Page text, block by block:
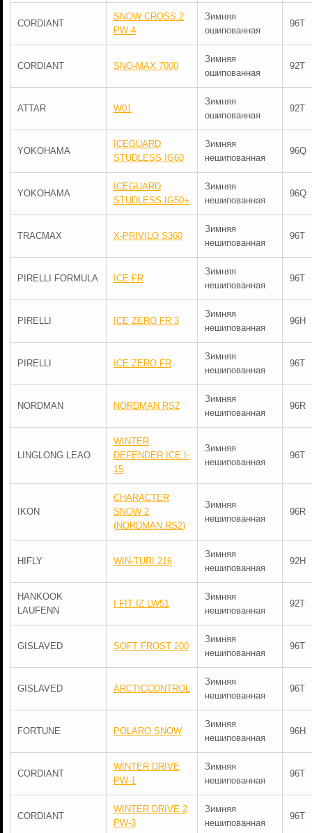
CORDIANT
SNOW CROSS 2
PW-4
Зимняя
ошипованная
96T
CORDIANT SNO-MAX 7000
Зимняя
ошипованная
92T
ATTAR W01
Зимняя
ошипованная
92T
YOKOHAMA
ICEGUARD
STUDLESS IG60
Зимняя
нешипованная
96Q
YOKOHAMA
ICEGUARD
STUDLESS IG50+
Зимняя
нешипованная
96Q
TRACMAX X-PRIVILO S360
Зимняя
нешипованная
96T
PIRELLI FORMULA ICE FR
Зимняя
нешипованная
96T
PIRELLI ICE ZERO FR 3
Зимняя
нешипованная
96H
PIRELLI ICE ZERO FR
Зимняя
нешипованная
96T
NORDMAN NORDMAN RS2
Зимняя
нешипованная
96R
LINGLONG LEAO
WINTER
DEFENDER ICE I-
15
Зимняя
нешипованная
96T
IKON
CHARACTER
SNOW 2
(NORDMAN RS2)
Зимняя
нешипованная
96R
HIFLY WIN-TURI 216
Зимняя
нешипованная
92H
HANKOOK
LAUFENN
I FIT IZ LW51
Зимняя
нешипованная
92T
GISLAVED SOFT FROST 200
Зимняя
нешипованная
96T
GISLAVED ARCTICCONTROL
Зимняя
нешипованная
96T
FORTUNE POLARO SNOW
Зимняя
нешипованная
96H
CORDIANT
WINTER DRIVE
PW-1
Зимняя
нешипованная
96T
CORDIANT
WINTER DRIVE 2
PW-3
Зимняя
нешипованная
96T